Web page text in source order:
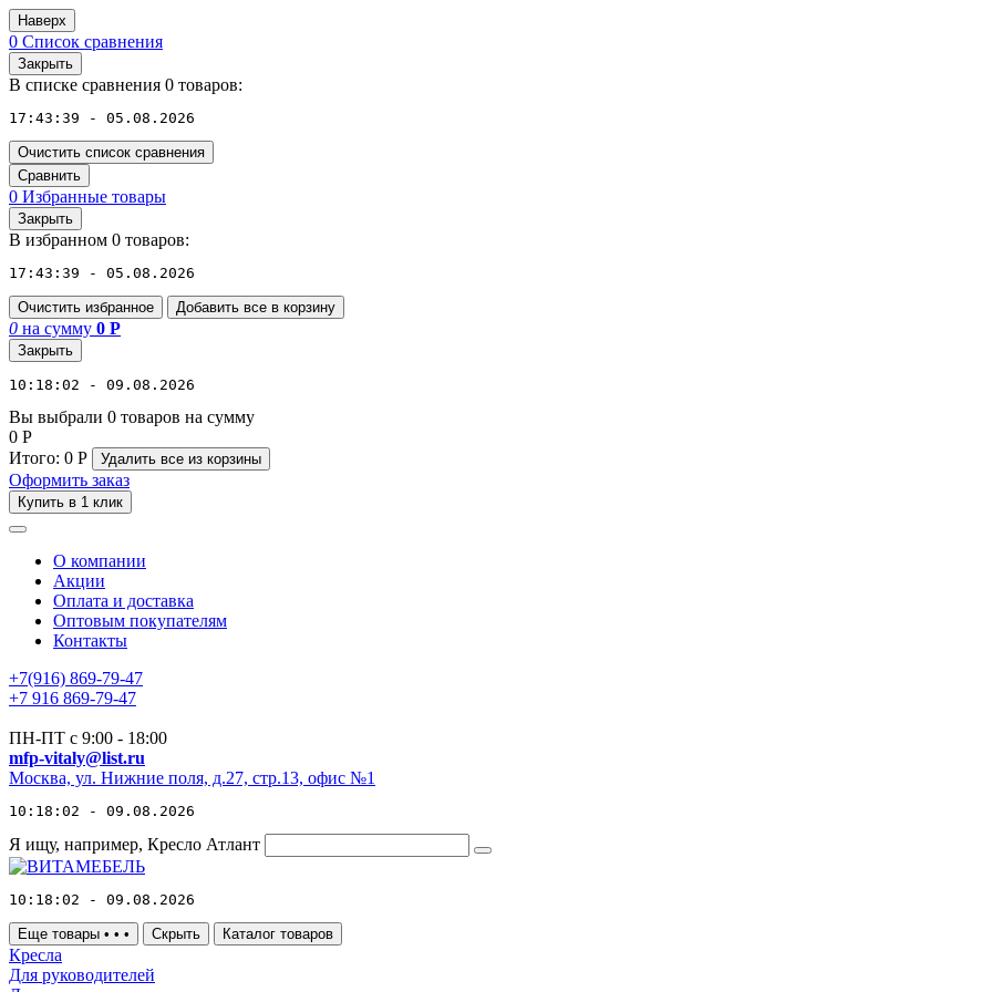
Наверх
0 Список сравнения
Закрыть
В списке сравнения 0 товаров:
17:43:39 - 05.08.2026
Очистить список сравнения
Сравнить
0 Избранные товары
Закрыть
В избранном 0 товаров:
17:43:39 - 05.08.2026
Очистить избранное Добавить все в корзину
0 на сумму 0 Р
Закрыть
10:18:02 - 09.08.2026
Вы выбрали 0 товаров на сумму
0 Р
Итого: 0 Р Удалить все из корзины
Оформить заказ
Купить в 1 клик
О компании
Акции
Оплата и доставка
Оптовым покупателям
Контакты
+7(916) 869-79-47
+7 916 869-79-47
ПН-ПТ с 9:00 - 18:00
mfp-vitaly@list.ru
Москва, ул. Нижние поля, д.27, стр.13, офис №1
10:18:02 - 09.08.2026
Я ищу, например, Кресло Атлант
10:18:02 - 09.08.2026
Еще товары • • • Скрыть Каталог товаров
Кресла
Для руководителей